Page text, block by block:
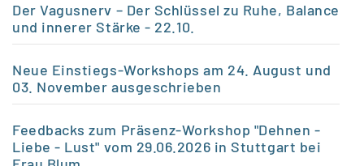
Der Vagusnerv – Der Schlüssel zu Ruhe, Balance
und innerer Stärke - 22.10.
Neue Einstiegs-Workshops am 24. August und
03. November ausgeschrieben
Feedbacks zum Präsenz-Workshop "Dehnen -
Liebe - Lust" vom 29.06.2026 in Stuttgart bei